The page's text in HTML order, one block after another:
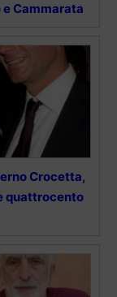
Cammarata
Crocetta,
quattrocento